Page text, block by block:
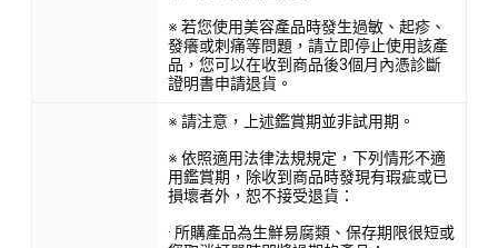
※ 若您使用美容產品時發生過敏、起疹、
發癢或刺痛等問題，請立即停止使用該產
品，您可以在收到商品後3個月內憑診斷
證明書申請退貨。
※ 請注意，上述鑑賞期並非試用期。
※ 依照適用法律法規規定，下列情形不適
用鑑賞期，除收到商品時發現有瑕疵或已
損壞者外，恕不接受退貨：
· 所購產品為生鮮易腐類、保存期限很短或